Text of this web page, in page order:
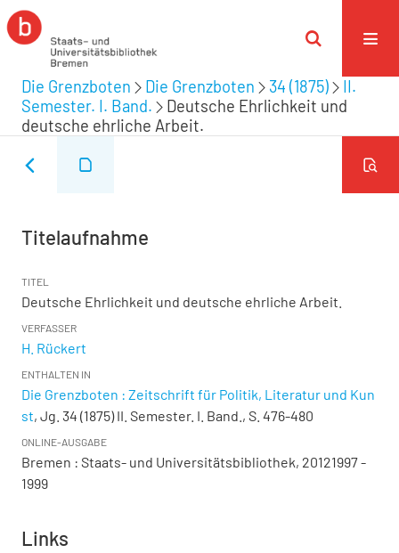
Die Grenzboten Die Grenzboten 34 (1875)
II.
Semester. I. Band.
Deutsche Ehrlichkeit und
deutsche ehrliche Arbeit.
Titelaufnahme
TITEL
Deutsche Ehrlichkeit und deutsche ehrliche Arbeit.
VERFASSER
H. Rückert
ENTHALTEN IN
Die Grenzboten : Zeitschrift für Politik, Literatur und Kun
st, Jg. 34 (1875) II. Semester. I. Band., S. 476-480
ONLINE-AUSGABE
Bremen : Staats- und Universitätsbibliothek, 20121997 -
1999
Links